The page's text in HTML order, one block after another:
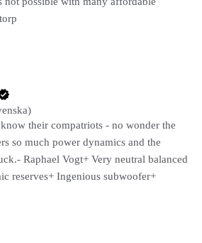
their compatriots - no wonder the
so much power dynamics and the
Raphael Vogt+ Very neutral balanced
reserves+ Ingenious subwoofer+